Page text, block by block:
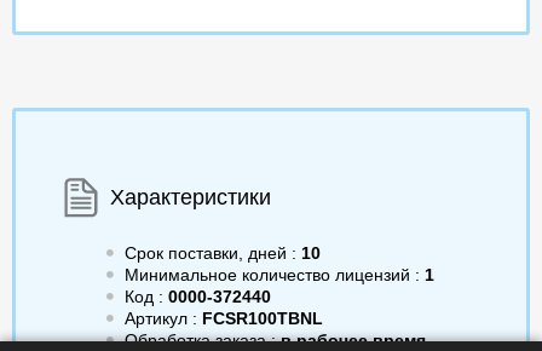
Характеристики
Срок поставки, дней : 10
Минимальное количество лицензий : 1
Код : 0000-372440
Артикул : FCSR100TBNL
Обработка заказа :в рабочее время